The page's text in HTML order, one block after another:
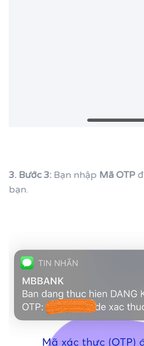
3. Bước 3: Bạn nhập Mã OTP
bạn.